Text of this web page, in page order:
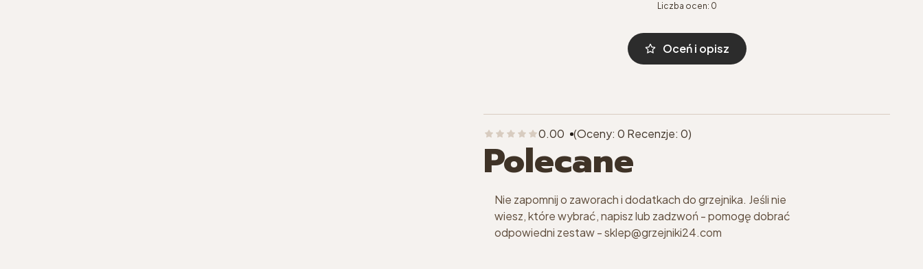
Liczba ocen: 0
Oceń i opisz
0.00 (Oceny: 0 Recenzje: 0)
Polecane
Nie zapomnij o zaworach i dodatkach do grzejnika. Jeśli nie
wiesz, które wybrać, napisz lub zadzwoń - pomogę dobrać
odpowiedni zestaw - sklep@grzejniki24.com